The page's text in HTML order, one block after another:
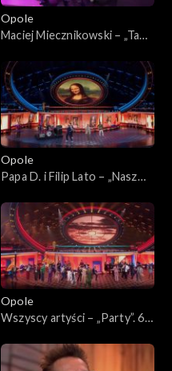
Opole
Maciej Miecznikowski – „Ta
Koncert „Zróbmy więc
prywatkę”
Opole
Papa D. i Filip Lato – „Nasz
Koncert „Zróbmy więc
prywatkę”
Opole
Wszyscy artyści – „Party”. 62.
więc prywatkę”